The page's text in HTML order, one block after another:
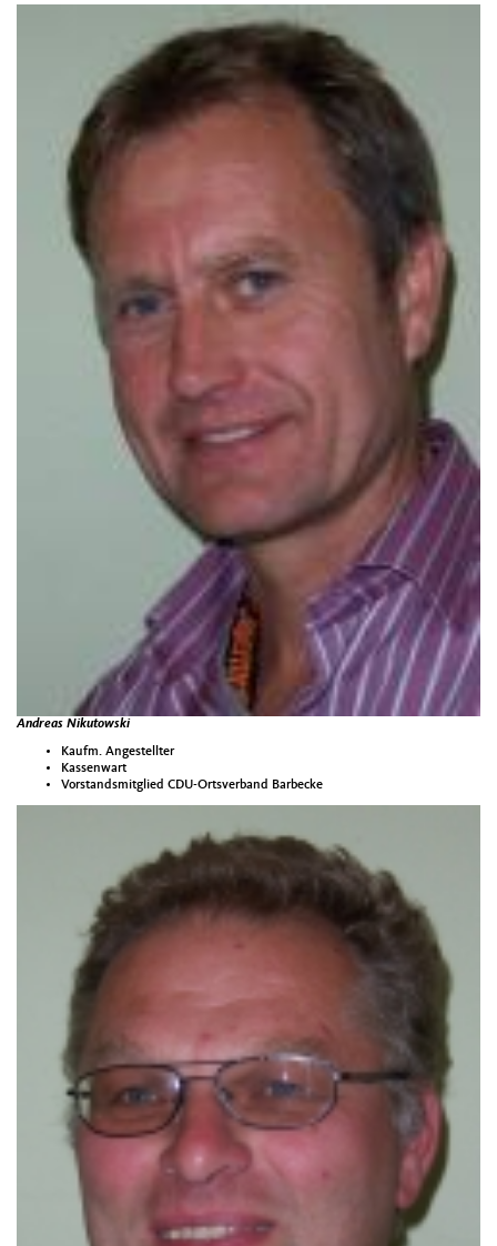
Andreas Nikutowski
Kaufm. Angestellter
Kassenwart
Vorstandsmitglied CDU-Ortsverband Barbecke